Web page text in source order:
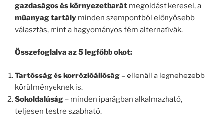
gazdaságos és környezetbarát megoldást keresel, a
műanyag tartály minden szempontból előnyösebb
választás, mint a hagyományos fém alternatívák.
Összefoglalva az 5 legfőbb okot:
Tartósság és korrózióállóság – ellenáll a legnehezebb
körülményeknek is.
Sokoldalúság – minden iparágban alkalmazható,
teljesen testre szabható.